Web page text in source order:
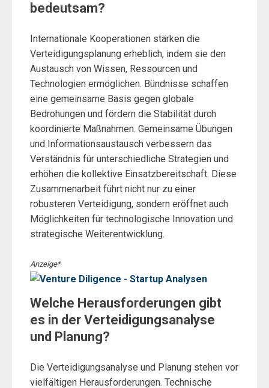
bedeutsam?
Internationale Kooperationen stärken die
Verteidigungsplanung erheblich, indem sie den
Austausch von Wissen, Ressourcen und
Technologien ermöglichen. Bündnisse schaffen
eine gemeinsame Basis gegen globale
Bedrohungen und fördern die Stabilität durch
koordinierte Maßnahmen. Gemeinsame Übungen
und Informationsaustausch verbessern das
Verständnis für unterschiedliche Strategien und
erhöhen die kollektive Einsatzbereitschaft. Diese
Zusammenarbeit führt nicht nur zu einer
robusteren Verteidigung, sondern eröffnet auch
Möglichkeiten für technologische Innovation und
strategische Weiterentwicklung.
Anzeige*
Welche Herausforderungen gibt
es in der Verteidigungsanalyse
und Planung?
Die Verteidigungsanalyse und Planung stehen vor
vielfältigen Herausforderungen. Technische